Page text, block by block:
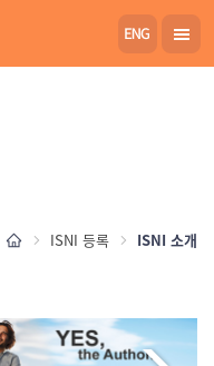
ISNI 등록 ISNI 소개